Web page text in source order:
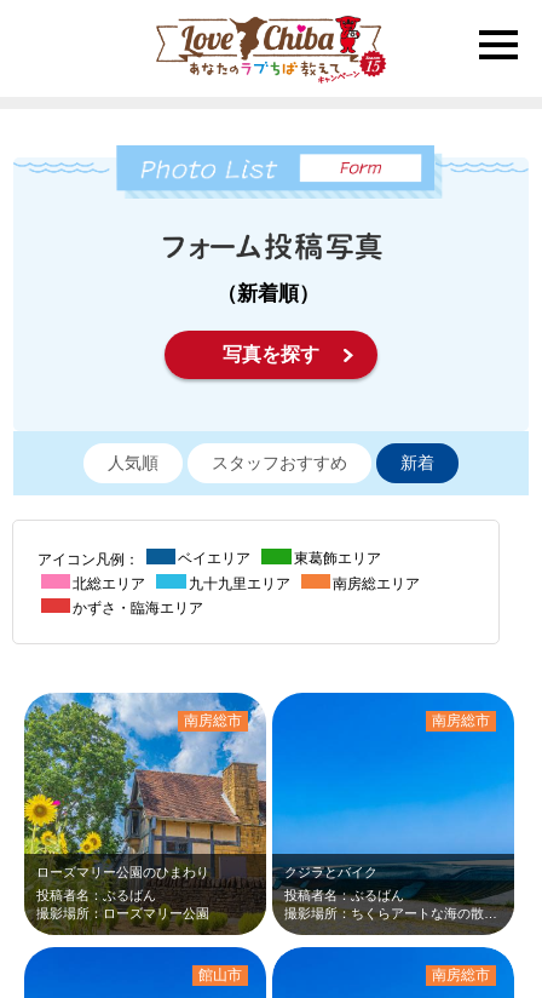
toggle
（新着順）
写真を探す
人気順 スタッフおすすめ 新着
アイコン凡例： ベイエリア
東葛飾エリア
北総エリア
九十九里エリア
南房総エリア
かずさ・臨海エリア
ローズマリー公園のひまわり
投稿者名：ぶるばん
撮影場所：ローズマリー公園
南房総市
クジラとバイク
投稿者名：ぶるばん
撮影場所：ちくらアートな海の散歩道
南房総市
館山市 南房総市